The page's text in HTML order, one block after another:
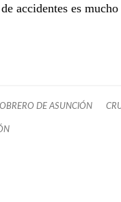
accidentes es
DE ASUNCIÓN